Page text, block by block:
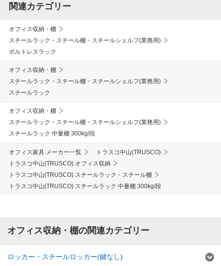
関連カテゴリー
オフィス収納・棚
スチールラック・スチール棚・スチールシェルフ(業務用)
ボルトレスラック
オフィス収納・棚
スチールラック・スチール棚・スチールシェルフ(業務用)
スチールラック
オフィス収納・棚
スチールラック・スチール棚・スチールシェルフ(業務用)
スチールラック 中量棚 300kg/段
オフィス家具 メーカー一覧
トラスコ中山(TRUSCO)
トラスコ中山(TRUSCO) オフィス収納
トラスコ中山(TRUSCO) スチールラック・スチール棚
トラスコ中山(TRUSCO) スチールラック 中量棚 300kg/段
オフィス収納・棚の関連カテゴリー
ロッカー・スチールロッカー(鍵なし)